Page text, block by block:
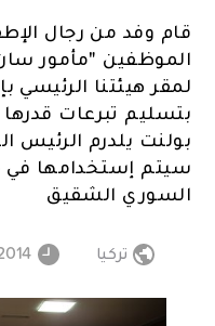
قام وفد من رجال
الموظفين "مأمور
لمقر هيئتنا
بولنت يلدرم الرئيس
سيتم إستخدامها في
السوري الشقيق
تركيا